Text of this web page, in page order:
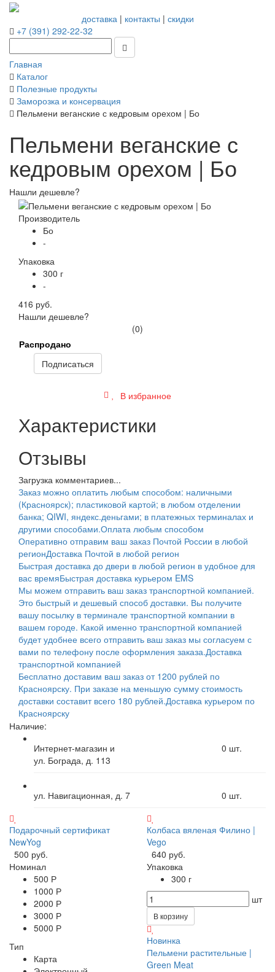
доставка| контакты | скидки
+7 (391) 292-22-32
Главная
Каталог
Полезные продукты
Заморозка и консервация
Пельмени веганские с кедровым орехом | Бо
Пельмени веганские с
кедровым орехом | Бо
Нашли дешевле?
Производитель
Бо
-
Упаковка
300 г
-
416 руб.
Нашли дешевле?
(0)
Распродано
Подписаться
В избранное
Характеристики
Отзывы
Загрузка комментариев...
Заказ можно оплатить любым способом: наличными
(Красноярск); пластиковой картой; в любом отделении
банка; QIWI, яндекс.деньгами; в платежных терминалах и
другими способами.Оплата любым способом
Оперативно отправим ваш заказ Почтой России в любой
регионДоставка Почтой в любой регион
Быстрая доставка до двери в любой регион в удобное для
вас времяБыстрая доставка курьером EMS
Мы можем отправить ваш заказ транспортной компанией.
Это быстрый и дешевый способ доставки. Вы получите
вашу посылку в терминале транспортной компании в
вашем городе. Какой именно транспортной компанией
будет удобнее всего отправить ваш заказ мы согласуем с
вами по телефону после оформления заказа.Доставка
транспортной компанией
Бесплатно доставим ваш заказ от 1200 рублей по
Красноярску. При заказе на меньшую сумму стоимость
доставки составит всего 180 рублей.Доставка курьером по
Красноярску
Наличие:
Интернет-магазин и
ул. Бограда, д. 113
0 шт.
ул. Навигационная, д. 7 0 шт.
Подарочный сертификат
NewYog
500 руб.
Номинал
500 Р
1000 Р
2000 Р
3000 Р
5000 Р
Тип
Карта
Колбаса вяленая Филино |
Vego
640 руб.
Упаковка
300 г
шт
В корзину
Новинка
Пельмени растительные |
Green Meat